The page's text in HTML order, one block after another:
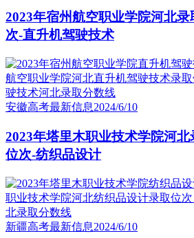
2023年宿州航空职业学院河北
次-直升机驾驶技术
安徽高考最新信息2024/6/10
2023年塔里木职业技术学院河
位次-纺织品设计
新疆高考最新信息2024/6/10